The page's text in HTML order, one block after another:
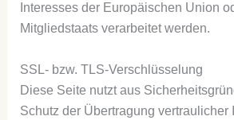
Interesses der Europäischen Union
Mitgliedstaats verarbeitet werden.
SSL- bzw. TLS-Verschlüsselung
Diese Seite nutzt aus
Schutz der Übertragung vertraulicher